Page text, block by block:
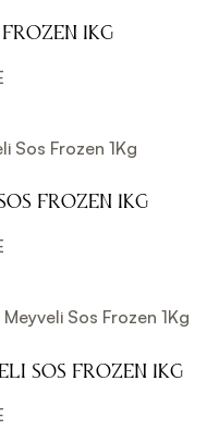
1Kg
Frozen 1Kg
Sos Frozen 1Kg